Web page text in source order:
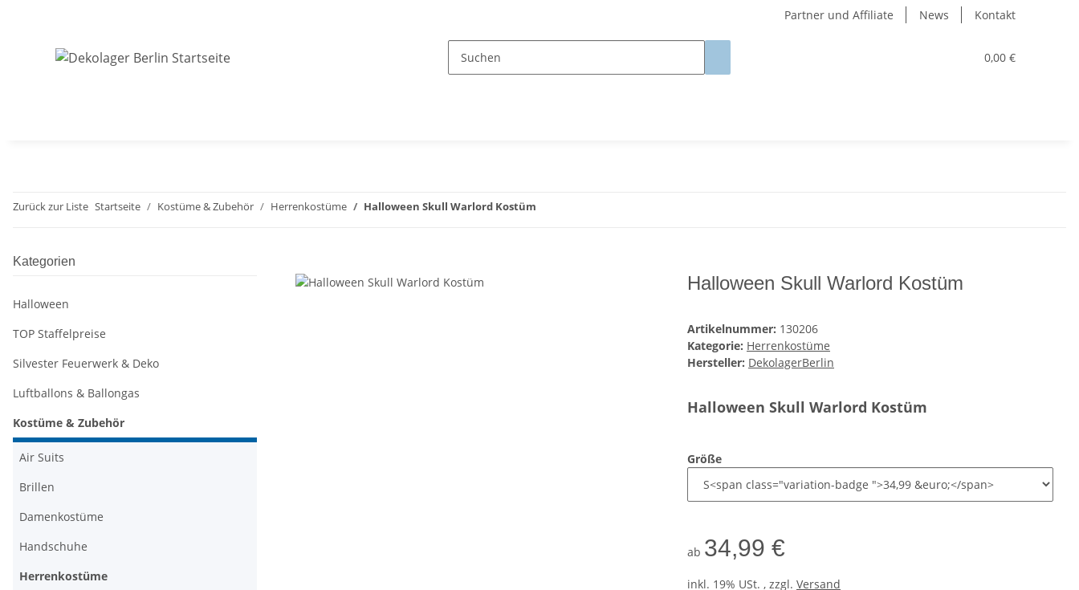
Partner und Affiliate News Kontakt
0,00 €
Zurück zur Liste Startseite Kostüme & Zubehör Herrenkostüme Halloween Skull Warlord Kostüm
Halloween Skull Warlord Kostüm
Artikelnummer: 130206
Kategorie: Herrenkostüme
Hersteller: DekolagerBerlin
Halloween Skull Warlord Kostüm
Größe
ab 34,99 €
inkl. 19% USt. , zzgl. Versand
Kategorien
Halloween
TOP Staffelpreise
Silvester Feuerwerk & Deko
Luftballons & Ballongas
Kostüme & Zubehör
Air Suits
Brillen
Damenkostüme
Handschuhe
Herrenkostüme